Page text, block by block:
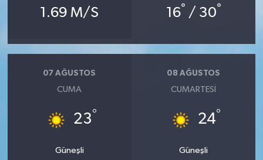
1.69 M/S 16° / 30°
07 AĞUSTOS
CUMA
23°
Güneşli
08 AĞUSTOS
CUMARTESI
24°
Güneşli